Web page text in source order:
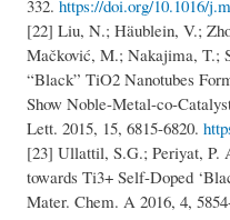
https://doi.org/10.1016/
[22] Liu, N.; Häublein, V.;
Mačković, M.; Nakajima, T.;
“Black” TiO2 Nanotubes
Show Noble-Metal-co-
[23] Ullattil, S.G.; Periyat, P.
towards Ti3+ Self-Doped